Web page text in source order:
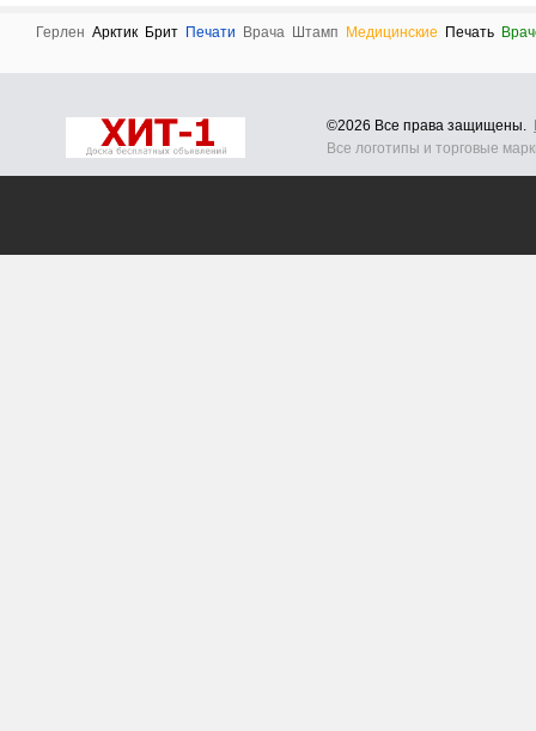
Герлен Арктик Брит Печати Врача Штамп Медицинские Печать
©2026 Все права защищены.
Все логотипы и торговые